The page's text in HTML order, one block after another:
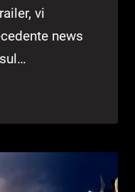
vi
news